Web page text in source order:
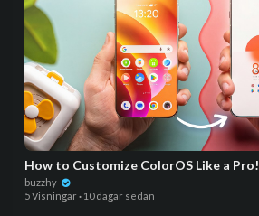
How to Customize ColorOS Like a Pro!
buzzhy
5 Visningar· 10 dagar sedan